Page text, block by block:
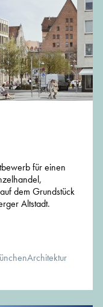
für einen
dem Grundstück
Altstadt.